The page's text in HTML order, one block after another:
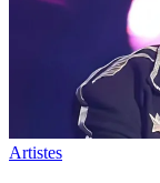
Artistes